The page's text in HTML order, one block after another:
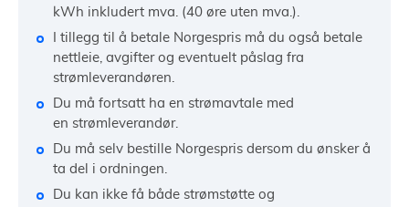
kWh inkludert mva. (40 øre uten mva.).
I tillegg til å betale Norgespris må du også betale
nettleie, avgifter og eventuelt påslag fra
strømleverandøren.
Du må fortsatt ha en strømavtale med
en strømleverandør.
Du må selv bestille Norgespris dersom du ønsker å
ta del i ordningen.
Du kan ikke få både strømstøtte og